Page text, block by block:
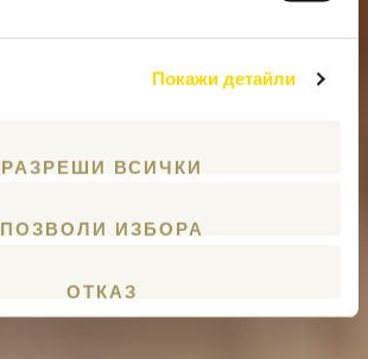
Покажи детайли
РАЗРЕШИ ВСИЧКИ
ПОЗВОЛИ ИЗБОРА
ОТКАЗ